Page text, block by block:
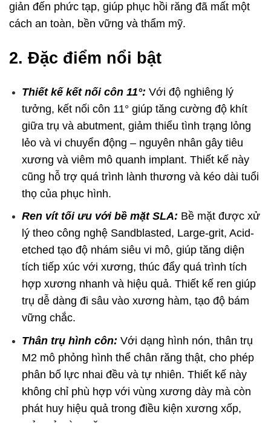
giản đến phức tạp, giúp phục hồi răng đã mất một
cách an toàn, bền vững và thẩm mỹ.
2. Đặc điểm nổi bật
Thiết kế kết nối côn 11°: Với độ nghiêng lý
tưởng, kết nối côn 11° giúp tăng cường độ khít
giữa trụ và abutment, giảm thiểu tình trạng lỏng
lẻo và vi chuyển động – nguyên nhân gây tiêu
xương và viêm mô quanh implant. Thiết kế này
cũng hỗ trợ quá trình lành thương và kéo dài tuổi
thọ của phục hình.
Ren vít tối ưu với bề mặt SLA: Bề mặt được xử
lý theo công nghệ Sandblasted, Large-grit, Acid-
etched tạo độ nhám siêu vi mô, giúp tăng diện
tích tiếp xúc với xương, thúc đẩy quá trình tích
hợp xương nhanh và hiệu quả. Thiết kế ren giúp
trụ dễ dàng đi sâu vào xương hàm, tạo độ bám
vững chắc.
Thân trụ hình côn: Với dạng hình nón, thân trụ
M2 mô phỏng hình thể chân răng thật, cho phép
phân bố lực nhai đều và tự nhiên. Thiết kế này
không chỉ phù hợp với vùng xương dày mà còn
phát huy hiệu quả trong điều kiện xương xốp,